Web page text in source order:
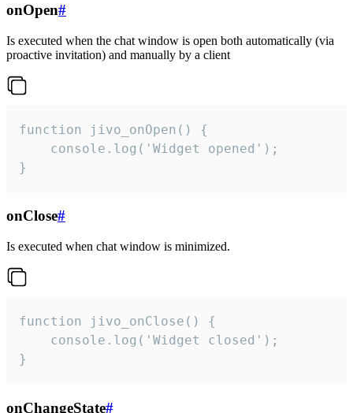
onOpen#
Is executed when the chat window is open both automatically (via
proactive invitation) and manually by a client
function jivo_onOpen() {
    console.log('Widget opened');
}
onClose#
Is executed when chat window is minimized.
function jivo_onClose() {
    console.log('Widget closed');
}
onChangeState#